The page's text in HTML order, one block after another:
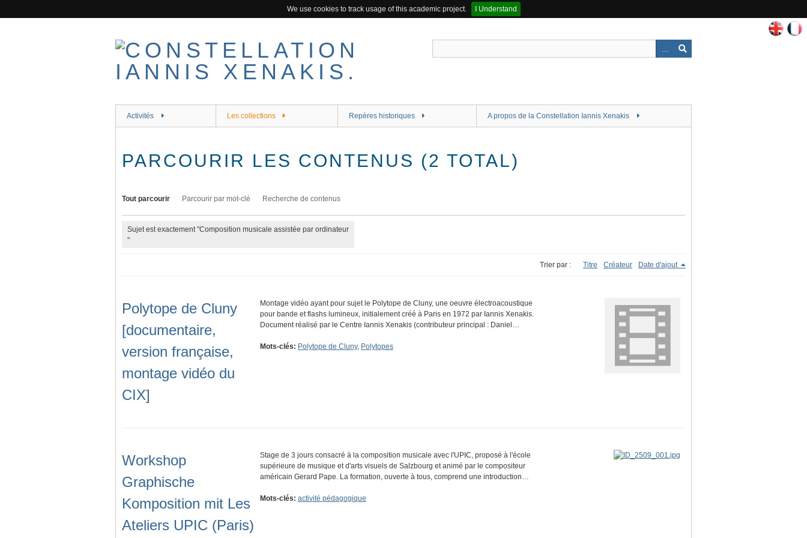
We use cookies to track usage of this academic project.
I Understand
Activités Les collections Repères historiques A propos de la Constellation Iannis Xenakis
PARCOURIR LES CONTENUS (2 TOTAL)
Tout parcourir Parcourir par mot-clé Recherche de contenus
Sujet est exactement "Composition musicale assistée par ordinateur
"
Trier par : Titre Créateur Date d'ajout
Polytope de Cluny
[documentaire,
version française,
montage vidéo du
CIX]
Montage vidéo ayant pour sujet le Polytope de Cluny, une oeuvre électroacoustique
pour bande et flashs lumineux, initialement créé à Paris en 1972 par Iannis Xenakis.
Document réalisé par le Centre Iannis Xenakis (contributeur principal : Daniel…
Mots-clés: Polytope de Cluny, Polytopes
Workshop
Graphische
Komposition mit Les
Ateliers UPIC (Paris)
Stage de 3 jours consacré à la composition musicale avec l'UPIC, proposé à l'école
supérieure de musique et d'arts visuels de Salzbourg et animé par le compositeur
américain Gerard Pape. La formation, ouverte à tous, comprend une introduction…
Mots-clés: activité pédagogique